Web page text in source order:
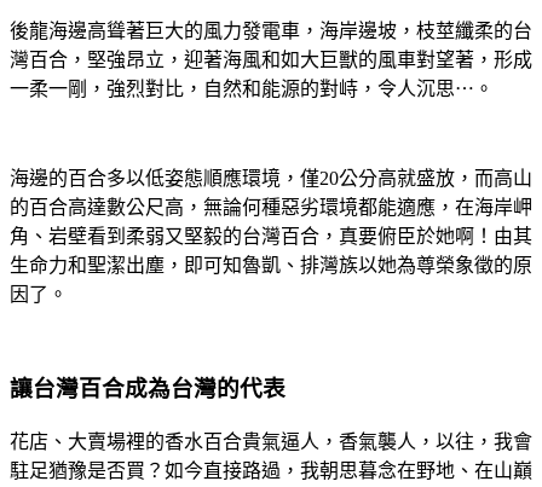
後龍海邊高聳著巨大的風力發電車，海岸邊坡，枝莖纖柔的台
灣百合，堅強昂立，迎著海風和如大巨獸的風車對望著，形成
一柔一剛，強烈對比，自然和能源的對峙，令人沉思⋯。
海邊的百合多以低姿態順應環境，僅20公分高就盛放，而高山
的百合高達數公尺高，無論何種惡劣環境都能適應，在海岸岬
角、岩壁看到柔弱又堅毅的台灣百合，真要俯臣於她啊！由其
生命力和聖潔出塵，即可知魯凱、排灣族以她為尊榮象徵的原
因了。
讓台灣百合成為台灣的代表
花店、大賣場裡的香水百合貴氣逼人，香氣襲人，以往，我會
駐足猶豫是否買？如今直接路過，我朝思暮念在野地、在山巔